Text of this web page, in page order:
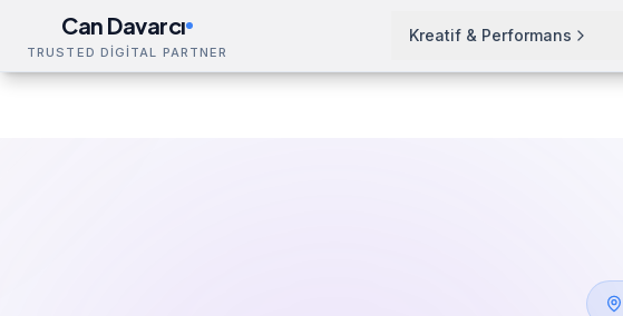
Can Davarcı
TRUSTED DİGİTAL PARTNER
Kreatif & Performans